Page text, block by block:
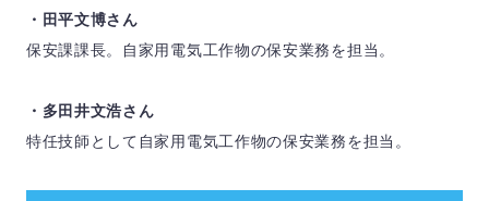
・田平文博さん
保安課課長。自家用電気工作物の保安業務を担当。
・多田井文浩さん
特任技師として自家用電気工作物の保安業務を担当。